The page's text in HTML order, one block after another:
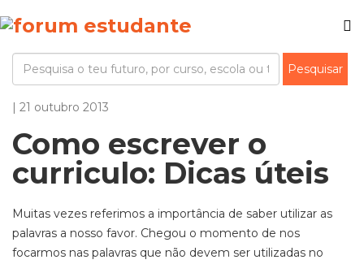
| 21 outubro 2013
Como escrever o
curriculo: Dicas úteis
Muitas vezes referimos a importância de saber utilizar as
palavras a nosso favor. Chegou o momento de nos
focarmos nas palavras que não devem ser utilizadas no